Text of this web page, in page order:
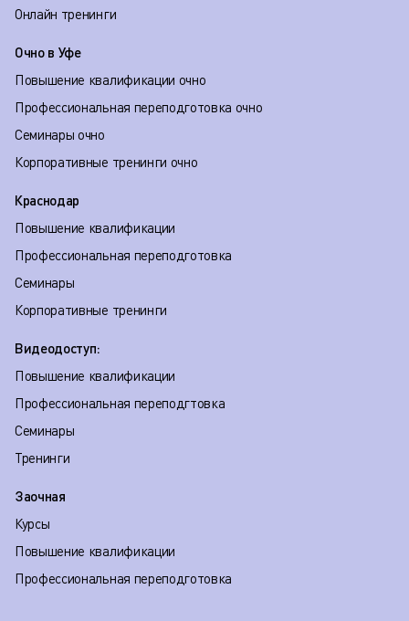
Онлайн тренинги
Очно в Уфе
Повышение квалификации очно
Профессиональная переподготовка очно
Семинары очно
Корпоративные тренинги очно
Краснодар
Повышение квалификации
Профессиональная переподготовка
Семинары
Корпоративные тренинги
Видеодоступ:
Повышение квалификации
Профессиональная переподгтовка
Семинары
Тренинги
Заочная
Курсы
Повышение квалификации
Профессиональная переподготовка